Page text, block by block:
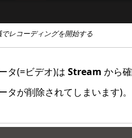
でレコーディングを開始する
タ(=ビデオ)は Stream から
タが削除されてしまいます)。